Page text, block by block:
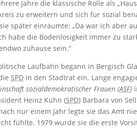
Jahre die klassische Rolle als
zu erweitern und sich für sozial
später einräumte: „Da war ich aber
habe die Bodenlosigkeit immer zu
zuhause sein.“
Laufbahn begann in Bergisch
SPD in den Stadtrat ein. Lange
sozialdemokratischer Frauen (ASF)
Heinz Kühn (SPD) Barbara von
nur einem Jahr legte sie das Amt
fühlte. 1979 wurde sie die erste